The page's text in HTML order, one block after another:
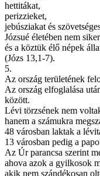
hettitákat,
perizzieket,
jebúsziakat és
Józsué életében nem
és a köztük élő népek
(Józs 13,1-7).
5.
Az ország területének
Az ország elfoglalása
között.
Lévi törzsének nem
hanem a számukra
48 városban laktak a
13 városban pedig a
Az Úr parancsa szerint
ahova azok a gyilkosok
akik nem szándékosan